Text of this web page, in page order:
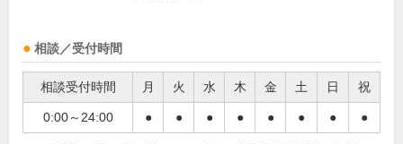
相談／受付時間
相談受付時間 月 火 水 木 金 土 日 祝
0:00～24:00 ● ● ● ● ● ● ● ●